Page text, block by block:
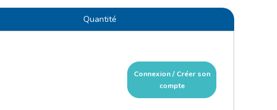
Quantité
Connexion / Créer son
compte